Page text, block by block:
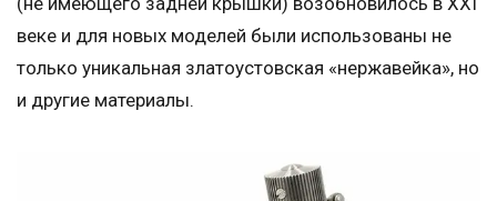
веке и для новых моделей были использованы не
только уникальная златоустовская «нержавейка», но
и другие материалы.